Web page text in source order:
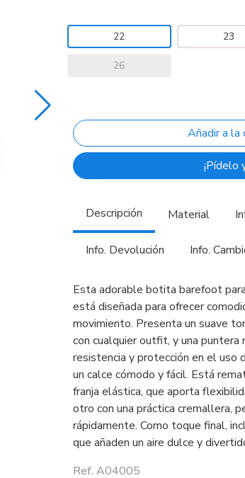
22 23
26
¡Pídelo
Descripción Material
Info. Devolución Info.
Esta adorable botita barefoot
está diseñada para ofrecer
movimiento. Presenta un suave
con cualquier outfit, y una
resistencia y protección en el uso
un calce cómodo y fácil. Está
franja elástica, que aporta
otro con una práctica cremallera,
rápidamente. Como toque final,
que añaden un aire dulce y
Ref. A04005